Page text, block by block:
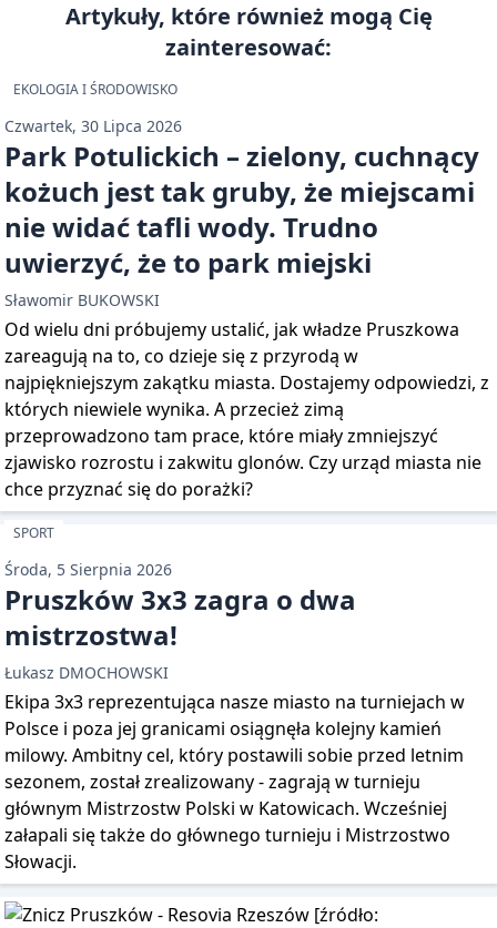
Artykuły, które również mogą Cię
zainteresować:
EKOLOGIA I ŚRODOWISKO
Czwartek, 30 Lipca 2026
Park Potulickich – zielony, cuchnący
kożuch jest tak gruby, że miejscami
nie widać tafli wody. Trudno
uwierzyć, że to park miejski
Sławomir BUKOWSKI
Od wielu dni próbujemy ustalić, jak władze Pruszkowa
zareagują na to, co dzieje się z przyrodą w
najpiękniejszym zakątku miasta. Dostajemy odpowiedzi, z
których niewiele wynika. A przecież zimą
przeprowadzono tam prace, które miały zmniejszyć
zjawisko rozrostu i zakwitu glonów. Czy urząd miasta nie
chce przyznać się do porażki?
SPORT
Środa, 5 Sierpnia 2026
Pruszków 3x3 zagra o dwa
mistrzostwa!
Łukasz DMOCHOWSKI
Ekipa 3x3 reprezentująca nasze miasto na turniejach w
Polsce i poza jej granicami osiągnęła kolejny kamień
milowy. Ambitny cel, który postawili sobie przed letnim
sezonem, został zrealizowany - zagrają w turnieju
głównym Mistrzostw Polski w Katowicach. Wcześniej
załapali się także do głównego turnieju i Mistrzostwo
Słowacji.